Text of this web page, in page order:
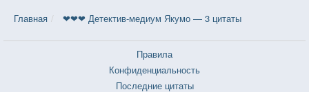
Главная ❤❤❤ Детектив-медиум Якумо — 3 цитаты
Правила
Конфиденциальность
Последние цитаты